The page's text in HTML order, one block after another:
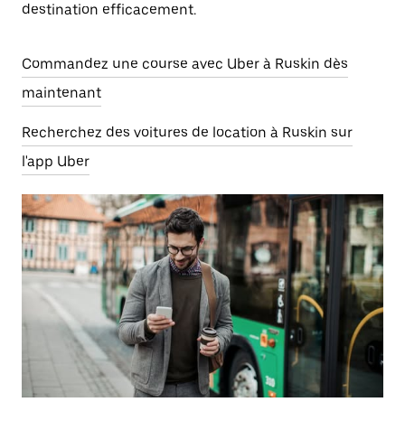
destination efficacement.
Commandez une course avec Uber à Ruskin dès
maintenant
Recherchez des voitures de location à Ruskin sur
l'app Uber